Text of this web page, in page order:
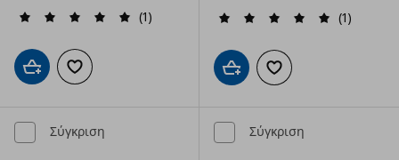
(1)
Προσθήκη στο καλάθι
Προσθήκη στα αγαπημένα
(1)
Προσθήκη στο καλάθι
Προσθήκη στα
Σύγκριση Σύγκριση